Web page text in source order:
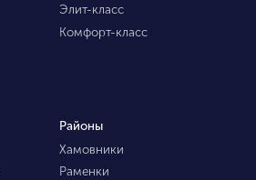
Элит-класс
Комфорт-класс
Районы
Хамовники
Раменки